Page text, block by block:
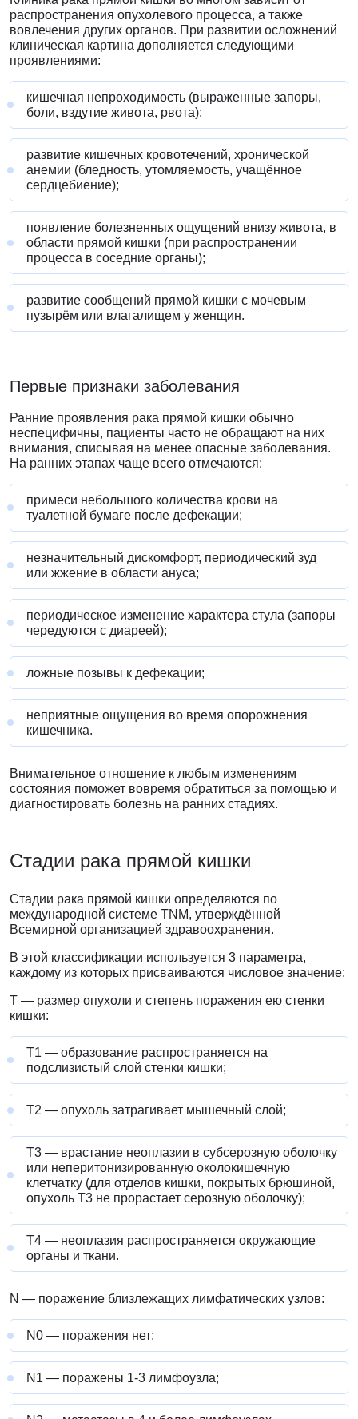
распространения опухолевого процесса, а также
вовлечения других органов. При развитии осложнений
клиническая картина дополняется следующими
проявлениями:
кишечная непроходимость (выраженные запоры,
боли, вздутие живота, рвота);
развитие кишечных кровотечений, хронической
анемии (бледность, утомляемость, учащённое
сердцебиение);
появление болезненных ощущений внизу живота, в
области прямой кишки (при распространении
процесса в соседние органы);
развитие сообщений прямой кишки с мочевым
пузырём или влагалищем у женщин.
Первые признаки заболевания
Ранние проявления рака прямой кишки обычно
неспецифичны, пациенты часто не обращают на них
внимания, списывая на менее опасные заболевания.
На ранних этапах чаще всего отмечаются:
примеси небольшого количества крови на
туалетной бумаге после дефекации;
незначительный дискомфорт, периодический зуд
или жжение в области ануса;
периодическое изменение характера стула (запоры
чередуются с диареей);
ложные позывы к дефекации;
неприятные ощущения во время опорожнения
кишечника.
Внимательное отношение к любым изменениям
состояния поможет вовремя обратиться за помощью и
диагностировать болезнь на ранних стадиях.
Стадии рака прямой кишки
Стадии рака прямой кишки определяются по
международной системе TNM, утверждённой
Всемирной организацией здравоохранения.
В этой классификации используется 3 параметра,
каждому из которых присваиваются числовое значение:
T — размер опухоли и степень поражения ею стенки
кишки:
Т1 — образование распространяется на
подслизистый слой стенки кишки;
Т2 — опухоль затрагивает мышечный слой;
Т3 — врастание неоплазии в субсерозную оболочку
или неперитонизированную околокишечную
клетчатку (для отделов кишки, покрытых брюшиной,
опухоль Т3 не прорастает серозную оболочку);
Т4 — неоплазия распространяется окружающие
органы и ткани.
N — поражение близлежащих лимфатических узлов:
N0 — поражения нет;
N1 — поражены 1-3 лимфоузла;